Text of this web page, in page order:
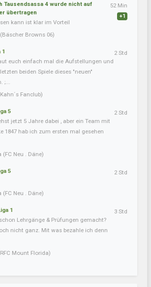
Tausendsassa 4 wurde nicht auf
übertragen
kann ist klar im Vorteil
(Bäscher Browns 06)
52 Min
+1
1
euch einfach mal die Aufstellungen und
beiden Spiele dieses "neuen"
;...
Fanclub)
2 Std
5
jetzt 5 Jahre dabei , aber ein Team mit
1847 hab ich zum ersten mal gesehen
(FC Neu . Däne)
2 Std
5
(FC Neu . Däne)
2 Std
1
Lehrgänge & Prüfungen gemacht?
nicht ganz. Mit was bezahle ich denn
Mount Florida)
3 Std